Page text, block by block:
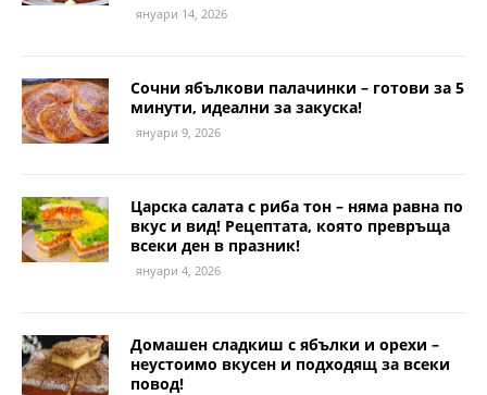
януари 14, 2026
Сочни ябълкови палачинки – готови за 5
минути, идеални за закуска!
януари 9, 2026
Царска салата с риба тон – няма равна по
вкус и вид! Рецептата, която превръща
всеки ден в празник!
януари 4, 2026
Домашен сладкиш с ябълки и орехи –
неустоимо вкусен и подходящ за всеки
повод!